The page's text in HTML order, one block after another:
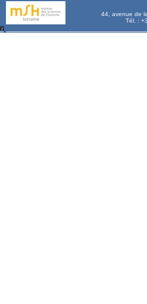
44, avenue de
Tél. :